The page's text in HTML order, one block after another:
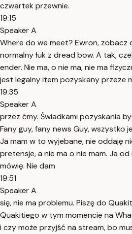
czwartek przewnie.
19:15
Speaker A
Where do we meet? Ewron, zobacz
normalny łuk z dread bow. A tak,
ender. Nie ma, o nie ma, nie ma
jest legalny item pozyskany przeze
19:35
Speaker A
przez ćmy. Świadkami pozyskania
Fany guy, fany news Guy, wszystko
Ja mam w to wyjebane, nie oddaję
pretensje, a nie ma o nie mam. Ja
mówię. Nie dam
19:51
Speaker A
się, nie ma problemu. Piszę do
Quakitiego w tym momencie na
i czy może przyjść na stream, bo